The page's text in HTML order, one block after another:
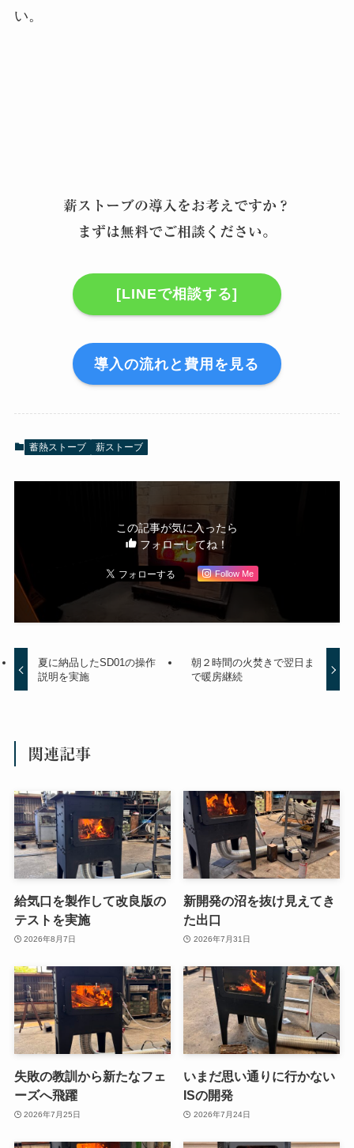
い。
薪ストーブの導入をお考えですか？
まずは無料でご相談ください。
[LINEで相談する]
導入の流れと費用を見る
蓄熱ストーブ 薪ストーブ
この記事が気に入ったら
フォローしてね！
Follow Me
夏に納品したSD01の操作
説明を実施
朝２時間の火焚きで翌日ま
で暖房継続
関連記事
給気口を製作して改良版の
テストを実施
2026年8月7日
新開発の沼を抜け見えてき
た出口
2026年7月31日
失敗の教訓から新たなフェ
ーズへ飛躍
2026年7月25日
いまだ思い通りに行かない
ISの開発
2026年7月24日